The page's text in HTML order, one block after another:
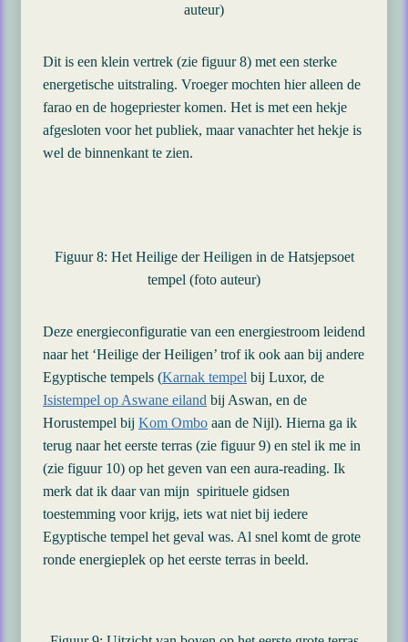
auteur)
Dit is een klein vertrek (zie figuur 8) met een sterke
energetische uitstraling. Vroeger mochten hier alleen de
farao en de hogepriester komen. Het is met een hekje
afgesloten voor het publiek, maar vanachter het hekje is
wel de binnenkant te zien.
Figuur 8: Het Heilige der Heiligen in de Hatsjepsoet
tempel (foto auteur)
Deze energieconfiguratie van een energiestroom leidend
naar het ‘Heilige der Heiligen’ trof ik ook aan bij andere
Egyptische tempels (Karnak tempel bij Luxor, de
Isistempel op Aswane eiland bij Aswan, en de
Horustempel bij Kom Ombo aan de Nijl). Hierna ga ik
terug naar het eerste terras (zie figuur 9) en stel ik me in
(zie figuur 10) op het geven van een aura-reading. Ik
merk dat ik daar van mijn spirituele gidsen
toestemming voor krijg, iets wat niet bij iedere
Egyptische tempel het geval was. Al snel komt de grote
ronde energieplek op het eerste terras in beeld.